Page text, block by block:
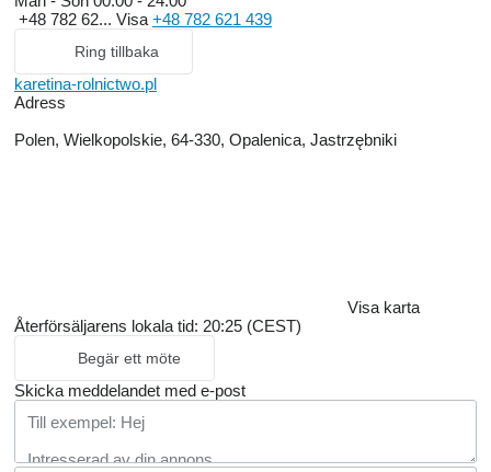
+48 782 62... Visa +48 782 621 439
Ring tillbaka
karetina-rolnictwo.pl
Adress
Polen, Wielkopolskie, 64-330, Opalenica, Jastrzębniki
Visa karta
Återförsäljarens lokala tid: 20:25 (CEST)
Begär ett möte
Skicka meddelandet med e-post